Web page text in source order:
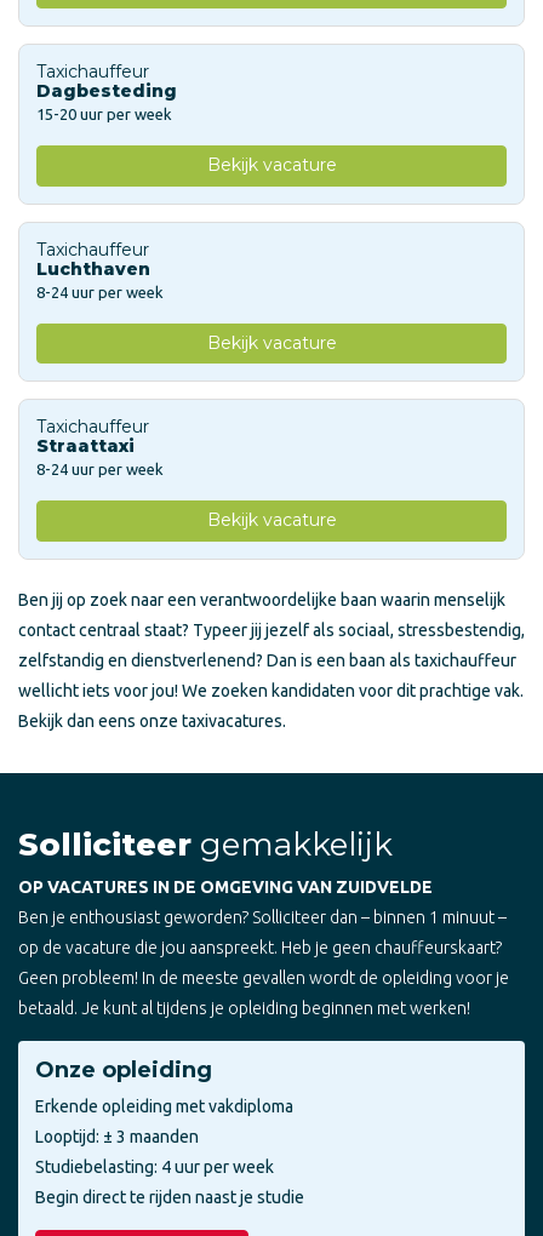
Taxichauffeur
Dagbesteding
15-20 uur per week
Bekijk vacature
Taxichauffeur
Luchthaven
8-24 uur per week
Bekijk vacature
Taxichauffeur
Straattaxi
8-24 uur per week
Bekijk vacature
Ben jij op zoek naar een verantwoordelijke baan waarin menselijk
contact centraal staat? Typeer jij jezelf als sociaal, stressbestendig,
zelfstandig en dienstverlenend? Dan is een baan als taxichauffeur
wellicht iets voor jou! We zoeken kandidaten voor dit prachtige vak.
Bekijk dan eens onze taxivacatures.
Solliciteer gemakkelijk
OP VACATURES IN DE OMGEVING VAN ZUIDVELDE
Ben je enthousiast geworden? Solliciteer dan – binnen 1 minuut –
op de vacature die jou aanspreekt. Heb je geen chauffeurskaart?
Geen probleem! In de meeste gevallen wordt de opleiding voor je
betaald. Je kunt al tijdens je opleiding beginnen met werken!
Onze opleiding
Erkende opleiding met vakdiploma
Looptijd: ± 3 maanden
Studiebelasting: 4 uur per week
Begin direct te rijden naast je studie